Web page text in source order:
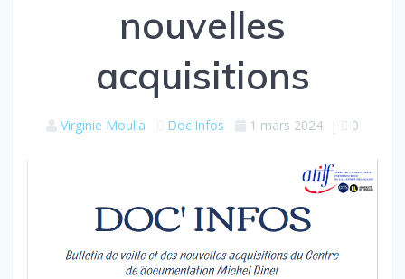
nouvelles
acquisitions
Virginie Moulla Doc'Infos 1 mars 2024 | 0